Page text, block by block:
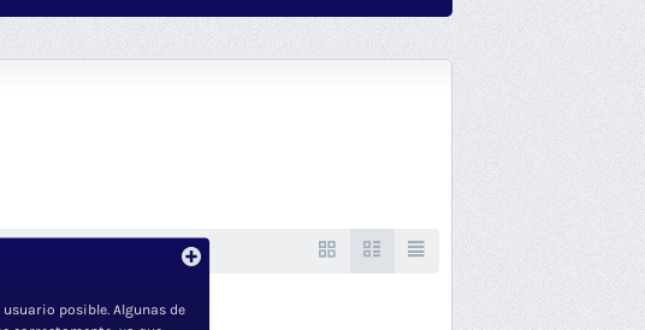
posible. Algunas de